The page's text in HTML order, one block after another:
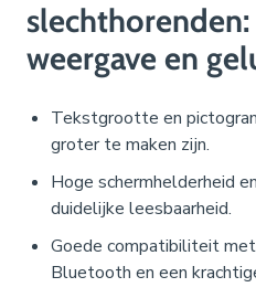
weergave en
Tekstgrootte en
groter te maken zijn.
Hoge schermhelderheid
duidelijke leesbaarheid.
Goede compatibiliteit
Bluetooth en een